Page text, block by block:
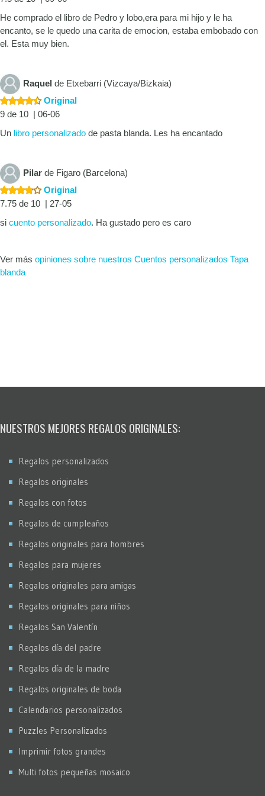
He comprado el libro de Pedro y lobo,era para mi hijo y le ha
encanto, se le quedo una carita de emocion, estaba embobado con
el. Esta muy bien.
Raquel de Etxebarri (Vizcaya/Bizkaia)
Original
9 de 10 | 06-06
Un libro personalizado de pasta blanda. Les ha encantado
Pilar de Figaro (Barcelona)
Original
7.75 de 10 | 27-05
si cuento personalizado. Ha gustado pero es caro
Ver más opiniones sobre nuestros Cuentos personalizados Tapa
blanda
NUESTROS MEJORES REGALOS ORIGINALES:
Regalos personalizados
Regalos originales
Regalos con fotos
Regalos de cumpleaños
Regalos originales para hombres
Regalos para mujeres
Regalos originales para amigas
Regalos originales para niños
Regalos San Valentín
Regalos día del padre
Regalos día de la madre
Regalos originales de boda
Calendarios personalizados
Puzzles Personalizados
Imprimir fotos grandes
Multi fotos pequeñas mosaico